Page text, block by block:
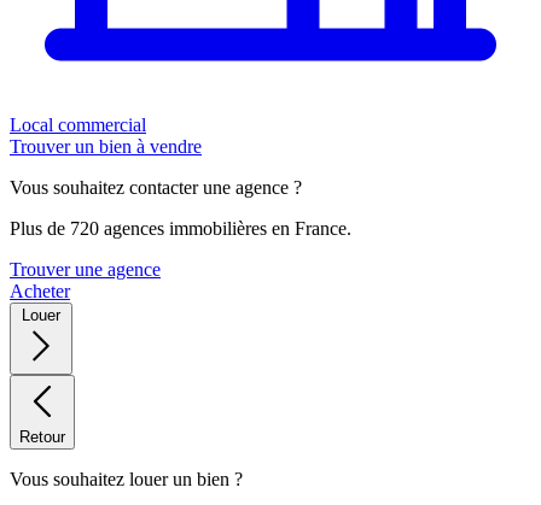
Local commercial
Trouver un bien à vendre
Vous souhaitez contacter une agence ?
Plus de 720 agences immobilières en France.
Trouver une agence
Acheter
Louer
Retour
Vous souhaitez louer un bien ?